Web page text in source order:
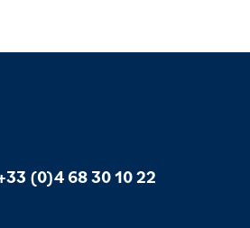
(0)4 68 30 10 22